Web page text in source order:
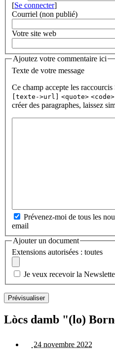
[Se connecter]
Courriel (non publié)
Votre site web
Ajoutez votre commentaire ici
Texte de votre message
Ce champ accepte les raccourcis
[texte->url] <quote> <code>
créer des paragraphes, laissez
Prévenez-moi de tous les
email
Ajouter un document
Extensions autorisées : toutes
Je veux recevoir la
Lòcs damb "(lo)
24 novembre 2022